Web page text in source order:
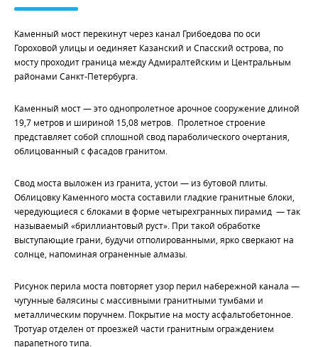
Каменный мост перекинут через канал Грибоедова по оси
Гороховой улицы и оединяет Казанский и Спасский острова, по
мосту проходит граница между Адмиралтейским и Центральным
районами Санкт-Петербурга.
Каменный мост — это однопролетное арочное сооружение длиной
19,7 метров и шириной 15,08 метров. Пролетное строение
представляет собой сплошной свод параболического очертания,
облицованный с фасадов гранитом.
Свод моста выложен из гранита, устои — из бутовой плиты.
Облицовку Каменного моста составили гладкие гранитные блоки,
чередующиеся с блоками в форме четырехгранных пирамид — так
называемый «бриллиантовый руст». При такой обработке
выступающие грани, будучи отполированными, ярко сверкают на
солнце, напоминая ограненные алмазы.
Рисунок перила моста повторяет узор перил набережной канала —
чугунные балясины с массивными гранитными тумбами и
металлическим поручнем. Покрытие на мосту асфальтобетонное.
Тротуар отделен от проезжей части гранитным ограждением
парапетного типа.